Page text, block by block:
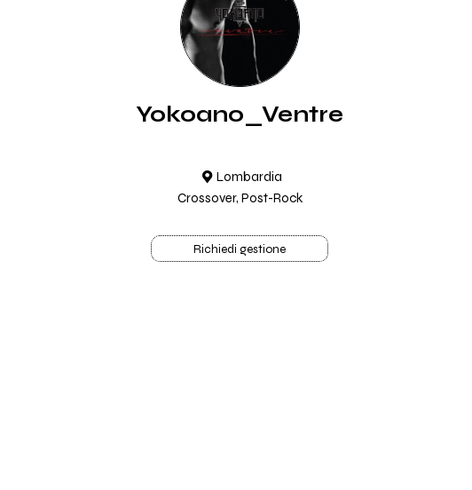
Yokoano_Ventre
Lombardia
Crossover, Post-Rock
Richiedi gestione